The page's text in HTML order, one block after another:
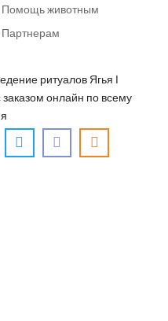
Помощь животным
Партнерам
ритуалов Ягья |
онлайн по всему